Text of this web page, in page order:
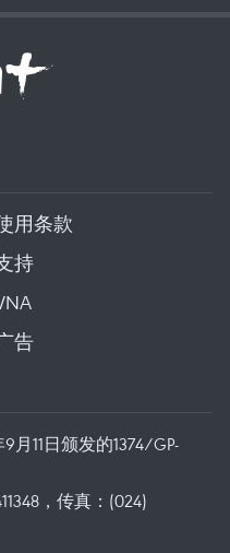
用条款
持
告
11日颁发的1374/GP-
，传真：(024)